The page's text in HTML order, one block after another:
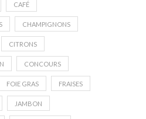
CAFÉ
CHAMPIGNONS
CITRONS
CONCOURS
FOIE GRAS FRAISES
JAMBON